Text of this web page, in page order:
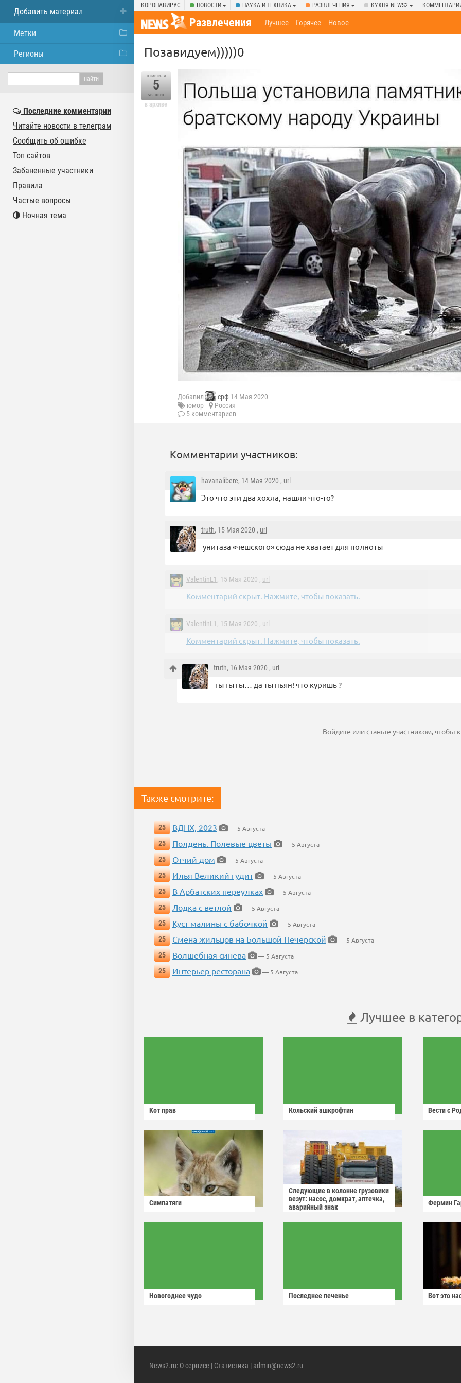
КОРОНАВИРУС НОВОСТИ НАУКА И ТЕХНИКА РАЗВЛЕЧЕНИЯ КУХНЯ NEWS2
Развлечения Лучшее Горячее Новое
Позавидуем)))))0
отметили
5
человек
в архиве
Добавил срф 14 Мая 2020
юмор
Россия
5 комментариев
Комментарии участников:
havanalibere, 14 Мая 2020 , url
Это что эти два хохла, нашли что-то?
truth, 15 Мая 2020 , url
унитаза «чешского» сюда не хватает для полноты
ValentinL1 , 15 Мая 2020 , url
Комментарий скрыт. Нажмите, чтобы показать.
ValentinL1 , 15 Мая 2020 , url
Комментарий скрыт. Нажмите, чтобы показать.
truth, 16 Мая 2020 , url
гы гы гы… да ты пьян! что куришь ?
Войдите илистаньте участником, чтобы
Также смотрите:
25 ВДНХ, 2023
— 5 Августа
25
Полдень. Полевые цветы
— 5 Августа
25
Отчий дом
— 5 Августа
25
Илья Великий гудит
— 5 Августа
25
В Арбатских переулках
— 5 Августа
25
Лодка с ветлой
— 5 Августа
25
Куст малины с бабочкой
— 5 Августа
25
Смена жильцов на Большой Печерской
— 5 Августа
25
Волшебная синева
— 5 Августа
25
Интерьер ресторана — 5 Августа
Лучшее в
Кот прав Кольский ашкрофтин Вести с
Симпатяги
Следующие в колонне грузовики
везут: насос, домкрат, аптечка,
аварийный знак
Фермин
Новогоднее чудо Последнее печенье Вот это
News2.ru: О сервисе | Статистика | admin@news2.ru
Добавить материал
Метки
Регионы
Последние комментарии
Читайте новости в телеграм
Сообщить об ошибке
Топ сайтов
Забаненные участники
Правила
Частые вопросы
Ночная тема